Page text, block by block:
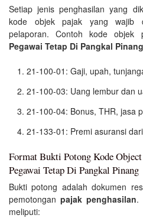
Setiap jenis penghasilan yang
kode objek pajak yang wajib
pelaporan. Contoh kode objek
Pegawai Tetap Di Pangkal Pinang
21-100-01: Gaji, upah,
21-100-03: Uang lembur dan
21-100-04: Bonus, THR, jasa
21-133-01: Premi asuransi
Format Bukti Potong Kode
Pegawai Tetap Di Pangkal Pinang
Bukti potong adalah dokumen
pemotonganpajak penghasilan.
meliputi: